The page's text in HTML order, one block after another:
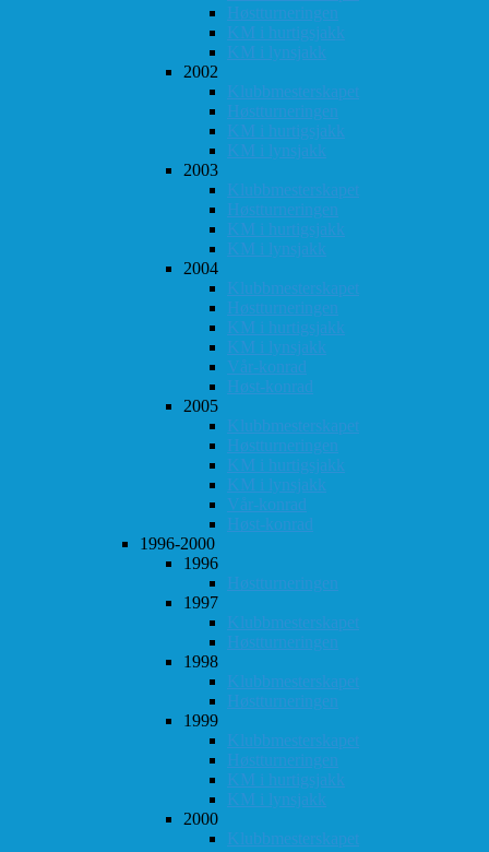
Høstturneringen
KM i hurtigsjakk
KM i lynsjakk
2002
Klubbmesterskapet
Høstturneringen
KM i hurtigsjakk
KM i lynsjakk
2003
Klubbmesterskapet
Høstturneringen
KM i hurtigsjakk
KM i lynsjakk
2004
Klubbmesterskapet
Høstturneringen
KM i hurtigsjakk
KM i lynsjakk
Vår-konrad
Høst-konrad
2005
Klubbmesterskapet
Høstturneringen
KM i hurtigsjakk
KM i lynsjakk
Vår-konrad
Høst-konrad
1996-2000
1996
Høstturneringen
1997
Klubbmesterskapet
Høstturneringen
1998
Klubbmesterskapet
Høstturneringen
1999
Klubbmesterskapet
Høstturneringen
KM i hurtigsjakk
KM i lynsjakk
2000
Klubbmesterskapet